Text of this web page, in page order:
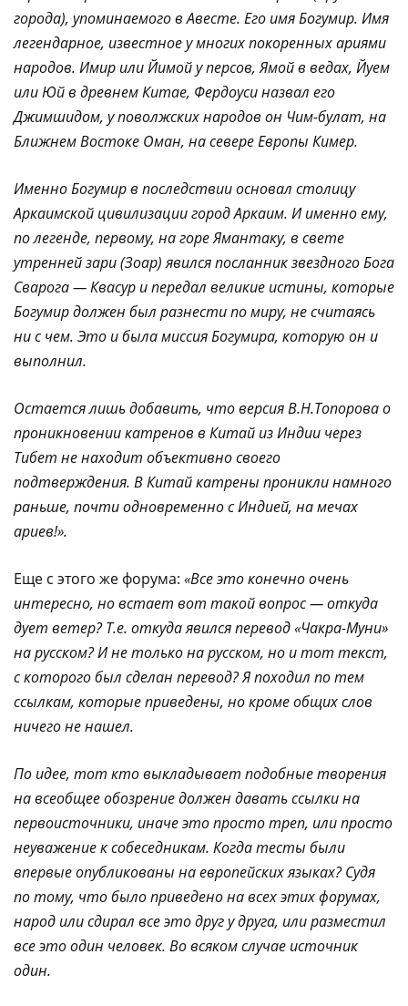
города), упоминаемого в Авесте. Его имя Богумир. Имя
легендарное, известное у многих покоренных ариями
народов. Имир или Йимой у персов, Ямой в ведах, Йуем
или Юй в древнем Китае, Фердоуси назвал его
Джимшидом, у поволжских народов он Чим-булат, на
Ближнем Востоке Оман, на севере Европы Кимер.
Именно Богумир в последствии основал столицу
Аркаимской цивилизации город Аркаим. И именно ему,
по легенде, первому, на горе Ямантаку, в свете
утренней зари (Зоар) явился посланник звездного Бога
Сварога — Квасур и передал великие истины, которые
Богумир должен был разнести по миру, не считаясь
ни с чем. Это и была миссия Богумира, которую он и
выполнил.
Остается лишь добавить, что версия В.Н.Топорова о
проникновении катренов в Китай из Индии через
Тибет не находит объективно своего
подтверждения. В Китай катрены проникли намного
раньше, почти одновременно с Индией, на мечах
ариев!».
Еще с этого же форума: «Все это конечно очень
интересно, но встает вот такой вопрос — откуда
дует ветер? Т.е. откуда явился перевод «Чакра-Муни»
на русском? И не только на русском, но и тот текст,
с которого был сделан перевод? Я походил по тем
ссылкам, которые приведены, но кроме общих слов
ничего не нашел.
По идее, тот кто выкладывает подобные творения
на всеобщее обозрение должен давать ссылки на
первоисточники, иначе это просто треп, или просто
неуважение к собеседникам. Когда тесты были
впервые опубликованы на европейских языках? Судя
по тому, что было приведено на всех этих форумах,
народ или сдирал все это друг у друга, или разместил
все это один человек. Во всяком случае источник
один.